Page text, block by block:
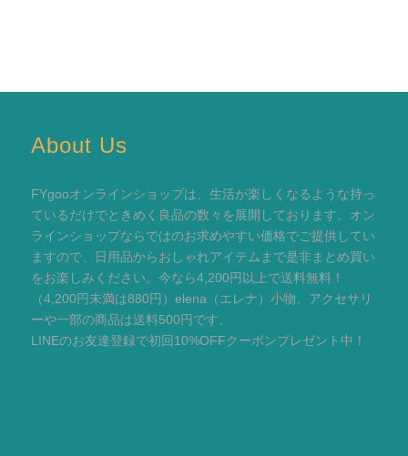
About Us
FYgooオンラインショップは、生活が楽しくなるような持っ
ているだけでときめく良品の数々を展開しております。オン
ラインショップならではのお求めやすい価格でご提供してい
ますので、日用品からおしゃれアイテムまで是非まとめ買い
をお楽しみください。今なら4,200円以上で送料無料！
（4,200円未満は880円）elena（エレナ）小物、アクセサリ
ーや一部の商品は送料500円です。
LINEのお友達登録で初回10%OFFクーポンプレゼント中！